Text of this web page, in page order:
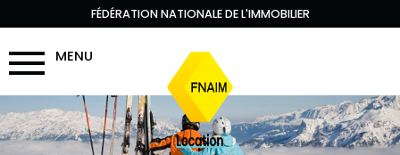
FÉDÉRATION NATIONALE DE L'IMMOBILIER
MENU